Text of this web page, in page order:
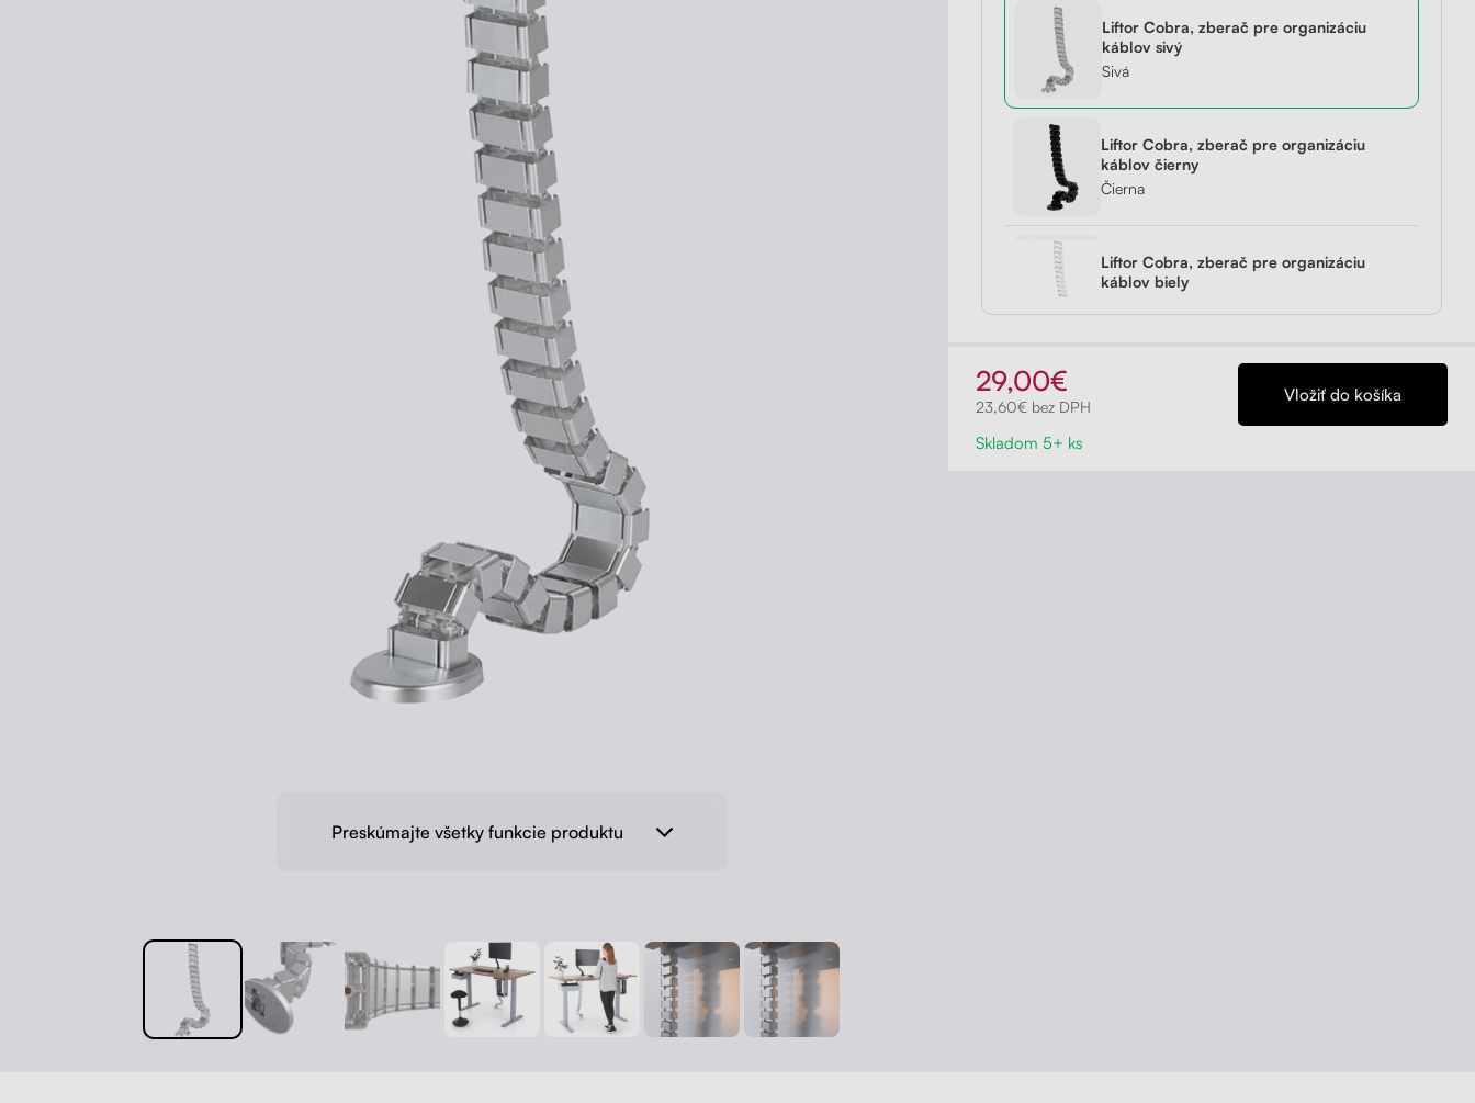
Liftor Expert
Preskúmať
Liftor Storage,
čierny
od 199,00€
Preskúmajte všetky funkcie produktu
Liftor Cobra, zberač pre organizáciu
káblov sivý
Sivá
Liftor Cobra, zberač pre organizáciu
káblov čierny
Čierna
Liftor Cobra, zberač pre organizáciu
káblov biely
29,00€
23,60€ bez DPH
Skladom 5+ ks